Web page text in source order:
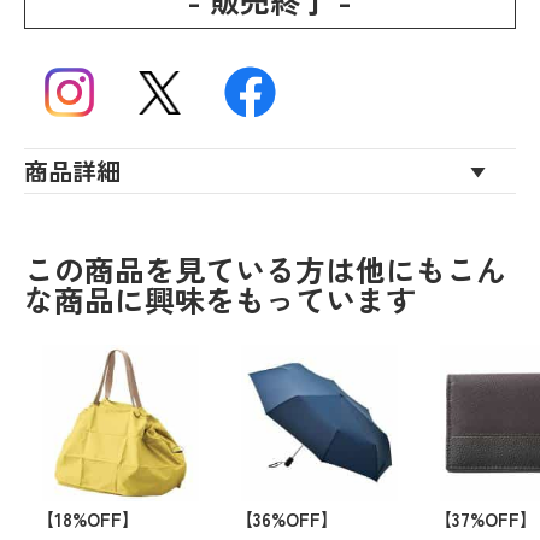
商品詳細
この商品を見ている方は他にもこん
な商品に興味をもっています
【18%OFF】
【36%OFF】
【37%OFF】